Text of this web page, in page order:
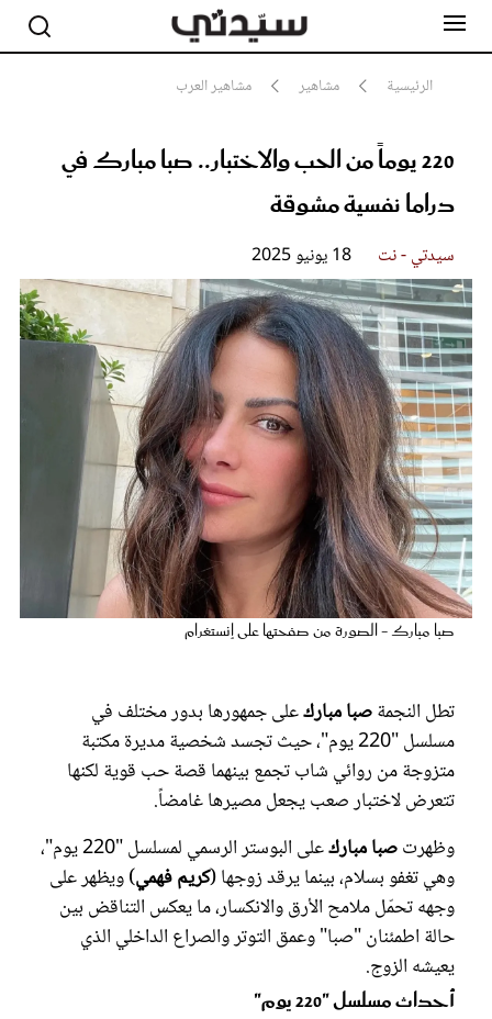
الرئيسية مشاهير مشاهير العرب
220 يوماً من الحب والاختبار.. صبا مبارك في
دراما نفسية مشوقة
سيدتي - نت 18 يونيو 2025
صبا مبارك - الصورة من صفحتها على إنستغرام
تطل النجمةصبا مباركعلى جمهورها بدور مختلف في
مسلسل "220 يوم"، حيث تجسد شخصية مديرة مكتبة
متزوجة من روائي شاب تجمع بينهما قصة حب قوية لكنها
تتعرض لاختبار صعب يجعل مصيرها غامضاً.
وظهرتصبا مبارك
على البوستر الرسمي لمسلسل "220 يوم"،
وهي تغفو بسلام، بينما يرقد زوجها (كريم فهمي) ويظهر على
وجهه تحمّل ملامح الأرق والانكسار، ما يعكس التناقض بين
حالة اطمئنان "صبا" وعمق التوتر والصراع الداخلي الذي
يعيشه الزوج.
أحداث مسلسل "220 يوم"
مشاهير
جمال
سيدتي وطفلك
لايف ستايل
بلس+
فيديو
مطبخ سيدتي
مقالات الرأي
ستايل
تقارير
عروس سيدتي
مجلة سيدتي
غلاف رفمي